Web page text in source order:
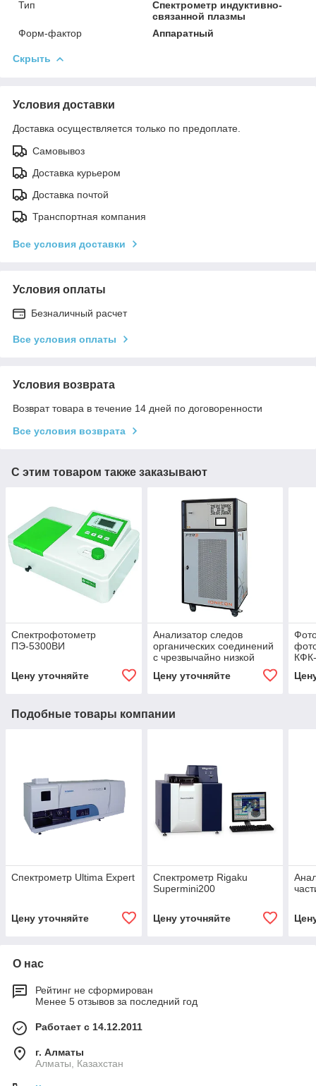
Тип
Спектрометр индуктивно-
связанной плазмы
Форм-фактор
Аппаратный
Скрыть
Условия доставки
Доставка осуществляется только по предоплате.
Самовывоз
Доставка курьером
Доставка почтой
Транспортная компания
Все условия доставки
Условия оплаты
Безналичный расчет
Все условия оплаты
Условия возврата
Возврат товара в течение 14 дней по договоренности
Все условия возврата
С этим товаром также заказывают
Спектрофотометр
ПЭ-5300ВИ
Цену уточняйте
Анализатор следов
органических соединений
с чрезвычайно низкой
PTR3-TOF 10K
Цену уточняйте
Подобные товары компании
Спектрометр Ultima Expert
Цену уточняйте
Спектрометр Rigaku
Supermini200
Цену уточняйте
О нас
Рейтинг не сформирован
Менее 5 отзывов за последний год
Работает с 14.12.2011
г. Алматы
Алматы, Казахстан